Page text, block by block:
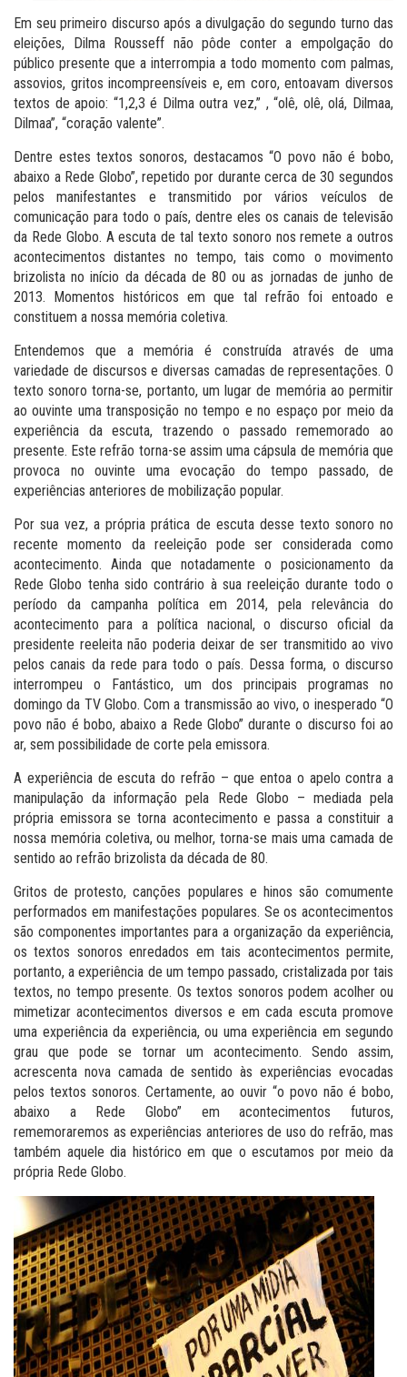
Em seu primeiro discurso após a divulgação do segundo turno das
eleições, Dilma Rousseff não pôde conter a empolgação do
público presente que a interrompia a todo momento com palmas,
assovios, gritos incompreensíveis e, em coro, entoavam diversos
textos de apoio: “1,2,3 é Dilma outra vez,” , “olê, olê, olá, Dilmaa,
Dilmaa”, “coração valente”.
Dentre estes textos sonoros, destacamos “O povo não é bobo,
abaixo a Rede Globo”, repetido por durante cerca de 30 segundos
pelos manifestantes e transmitido por vários veículos de
comunicação para todo o país, dentre eles os canais de televisão
da Rede Globo. A escuta de tal texto sonoro nos remete a outros
acontecimentos distantes no tempo, tais como o movimento
brizolista no início da década de 80 ou as jornadas de junho de
2013. Momentos históricos em que tal refrão foi entoado e
constituem a nossa memória coletiva.
Entendemos que a memória é construída através de uma
variedade de discursos e diversas camadas de representações. O
texto sonoro torna-se, portanto, um lugar de memória ao permitir
ao ouvinte uma transposição no tempo e no espaço por meio da
experiência da escuta, trazendo o passado rememorado ao
presente. Este refrão torna-se assim uma cápsula de memória que
provoca no ouvinte uma evocação do tempo passado, de
experiências anteriores de mobilização popular.
Por sua vez, a própria prática de escuta desse texto sonoro no
recente momento da reeleição pode ser considerada como
acontecimento. Ainda que notadamente o posicionamento da
Rede Globo tenha sido contrário à sua reeleição durante todo o
período da campanha política em 2014, pela relevância do
acontecimento para a política nacional, o discurso oficial da
presidente reeleita não poderia deixar de ser transmitido ao vivo
pelos canais da rede para todo o país. Dessa forma, o discurso
interrompeu o Fantástico, um dos principais programas no
domingo da TV Globo. Com a transmissão ao vivo, o inesperado “O
povo não é bobo, abaixo a Rede Globo” durante o discurso foi ao
ar, sem possibilidade de corte pela emissora.
A experiência de escuta do refrão – que entoa o apelo contra a
manipulação da informação pela Rede Globo – mediada pela
própria emissora se torna acontecimento e passa a constituir a
nossa memória coletiva, ou melhor, torna-se mais uma camada de
sentido ao refrão brizolista da década de 80.
Gritos de protesto, canções populares e hinos são comumente
performados em manifestações populares. Se os acontecimentos
são componentes importantes para a organização da experiência,
os textos sonoros enredados em tais acontecimentos permite,
portanto, a experiência de um tempo passado, cristalizada por tais
textos, no tempo presente. Os textos sonoros podem acolher ou
mimetizar acontecimentos diversos e em cada escuta promove
uma experiência da experiência, ou uma experiência em segundo
grau que pode se tornar um acontecimento. Sendo assim,
acrescenta nova camada de sentido às experiências evocadas
pelos textos sonoros. Certamente, ao ouvir “o povo não é bobo,
abaixo a Rede Globo” em acontecimentos futuros,
rememoraremos as experiências anteriores de uso do refrão, mas
também aquele dia histórico em que o escutamos por meio da
própria Rede Globo.